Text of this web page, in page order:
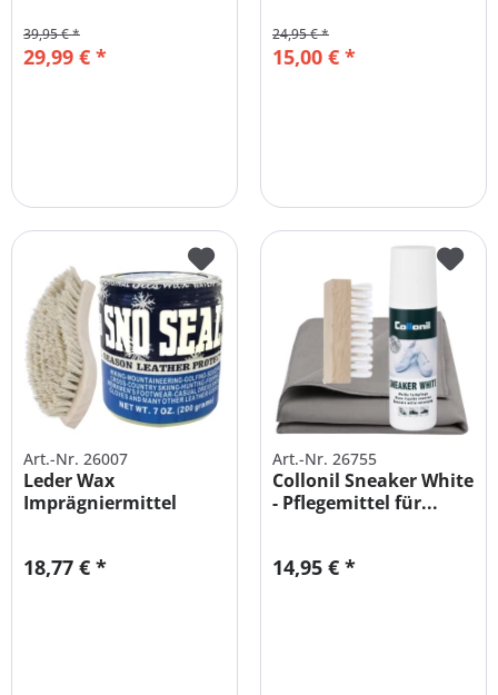
29,99 € *
39,95 € *
15,00 € *
24,95 € *
Art.-Nr. 26007
Leder Wax
Imprägniermittel
18,77 € *
Art.-Nr. 26755
Collonil Sneaker White
- Pflegemittel für...
14,95 € *